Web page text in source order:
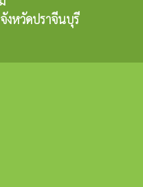
งหวัดปราจีนบุรี